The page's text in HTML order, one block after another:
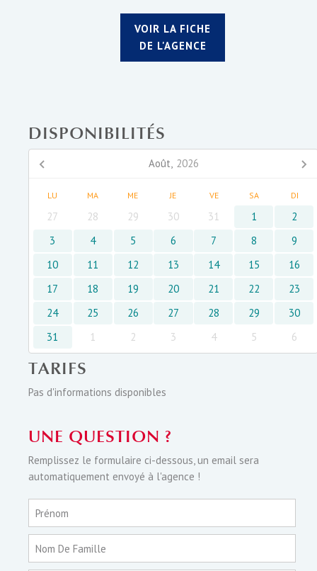
VOIR LA FICHE
DE L'AGENCE
DISPONIBILITÉS
Août, 2026
LU MA ME JE VE SA DI
27 28 29 30 31 1
2
3
4 5 6 7 8
9
10
11 12 13 14 15
16
17
18 19 20 21 22
23
24
25 26 27 28 29
30
31
1 2 3 4 5 6
TARIFS
Pas d'informations disponibles
UNE QUESTION ?
Remplissez le formulaire ci-dessous, un email sera
automatiquement envoyé à l'agence !
Prénom
Nom De Famille